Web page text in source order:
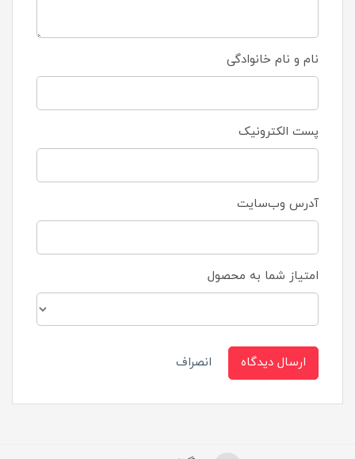
نام و نام خانوادگی
پست الکترونیک
آدرس وب‌سایت
امتیاز شما به محصول
ارسال دیدگاه انصراف